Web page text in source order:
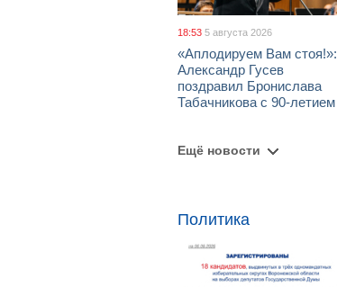
18:53 5 августа 2026
«Аплодируем Вам стоя!»:
Александр Гусев
поздравил Бронислава
Табачникова с 90-летием
Ещё новости
Политика